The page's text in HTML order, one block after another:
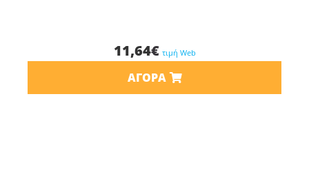
11,64€ τιμή Web
ΑΓΟΡΆ